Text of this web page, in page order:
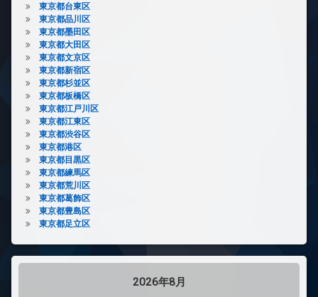
東京都台東区
東京都品川区
東京都墨田区
東京都大田区
東京都文京区
東京都新宿区
東京都杉並区
東京都板橋区
東京都江戸川区
東京都江東区
東京都渋谷区
東京都港区
東京都目黒区
東京都練馬区
東京都荒川区
東京都葛飾区
東京都豊島区
東京都足立区
2026年8月